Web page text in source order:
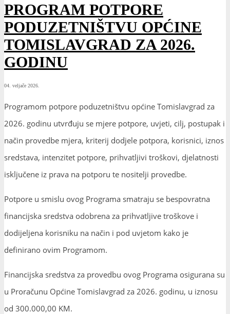
PROGRAM POTPORE
PODUZETNIŠTVU OPĆINE
TOMISLAVGRAD ZA 2026.
GODINU
04. veljače 2026.
Programom potpore poduzetništvu općine Tomislavgrad za
2026. godinu utvrđuju se mjere potpore, uvjeti, cilj, postupak i
način provedbe mjera, kriterij dodjele potpora, korisnici, iznos
sredstava, intenzitet potpore, prihvatljivi troškovi, djelatnosti
isključene iz prava na potporu te nositelji provedbe.
Potpore u smislu ovog Programa smatraju se bespovratna
financijska sredstva odobrena za prihvatljive troškove i
dodijeljena korisniku na način i pod uvjetom kako je
definirano ovim Programom.
Financijska sredstva za provedbu ovog Programa osigurana su
u Proračunu Općine Tomislavgrad za 2026. godinu, u iznosu
od 300.000,00 KM.